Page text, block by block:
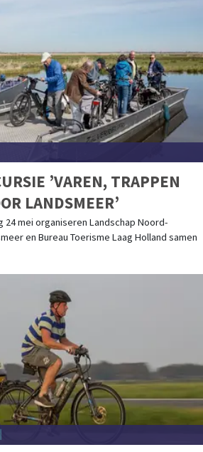
’VAREN, TRAPPEN
LANDSMEER’
24 mei organiseren Landschap Noord-
en Bureau Toerisme Laag Holland samen